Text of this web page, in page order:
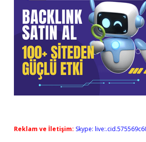
Reklam ve İletişim: Skype: